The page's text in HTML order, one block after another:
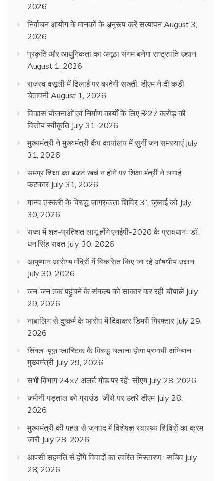
2026
निर्वाचन आयोग के मानकों के अनुरूप करें सत्यापन August 3,
2026
प्रकृति और आधुनिकता का अनूठा संगम बनेगा राष्ट्रपति उद्यान
August 1, 2026
राजस्व वसूली में ढिलाई पर बरतेगी सख्ती, डीएम ने दी कड़ी
चेतावनी August 1, 2026
विकास योजनाओं एवं निर्माण कार्यों के लिए ₹ 227 करोड़ की
वित्तीय स्वीकृति July 31, 2026
मुख्यमंत्री ने मुख्यमंत्री कैंप कार्यालय में सुनीं जन समस्याएं July
31, 2026
समग्र शिक्षा का बजट खर्च न होने पर शिक्षा मंत्री ने लगाई
फटकार July 31, 2026
मानव तस्करी के विरुद्ध जागरुकता शिविर 31 जुलाई को July
30, 2026
राज्य में शत-प्रतिशत लागू होंगे एनईपी-2020 के प्रावधानः डाॅ.
धन सिंह रावत July 30, 2026
आयुष्मान आरोग्य मंदिरों में विकसित किए जा रहे औषधीय उद्यान
July 30, 2026
जन-जन तक पहुंचने के संकल्प को साकार कर रही चौपालें July
29, 2026
नाबालिग से दुष्कर्म के आरोप में दिवाकर डिमरी गिरफ्तार July 29,
2026
सिंगल-यूज़ प्लास्टिक के विरुद्ध चलाना होगा प्रभावी अभियान :
मुख्यमंत्री July 29, 2026
सभी विभाग 24×7 अलर्ट मोड पर रहेंः सीएम July 28, 2026
जमीनी पड़ताल को ग्राउंड जीरो पर उतरे डीएम July 28,
2026
मुख्यमंत्री की पहल से जनपद में विशेषज्ञ स्वास्थ्य शिविरों का क्रम
जारी July 28, 2026
आपसी सहमति से होंगे विवादों का त्वरित निस्तारण : सचिव July
28, 2026